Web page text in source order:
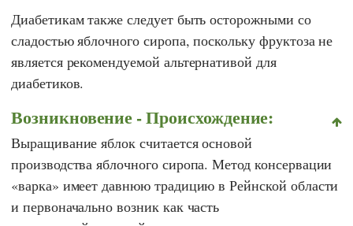
Диабетикам также следует быть осторожными со
сладостью яблочного сиропа, поскольку фруктоза не
является рекомендуемой альтернативой для
диабетиков.
Возникновение - Происхождение:
Выращивание яблок считается основой
производства яблочного сиропа. Метод консервации
«варка» имеет давнюю традицию в Рейнской области
и первоначально возник как часть